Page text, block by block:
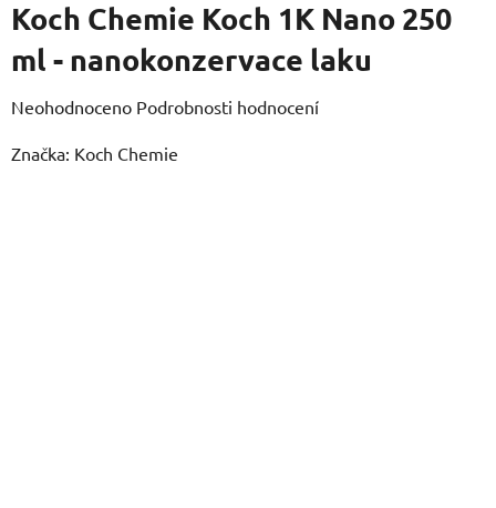
Koch Chemie Koch 1K Nano 250
ml - nanokonzervace laku
Průměrné
produktu
Neohodnoceno Podrobnosti hodnocení
Značka: Koch Chemie